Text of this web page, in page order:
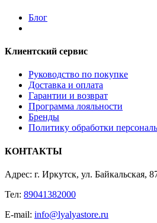
Блог
Клиентский сервис
Руководство по покупке
Доставка и оплата
Гарантии и возврат
Программа лояльности
Бренды
Политику обработки
КОНТАКТЫ
Адрес: г. Иркутск, ул. Байкальская,
Тел: 89041382000
E-mail: info@lyalyastore.ru